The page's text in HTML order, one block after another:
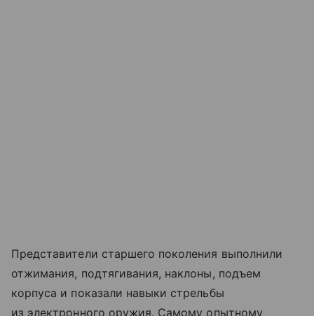
Представители старшего поколения выполнили
отжимания, подтягивания, наклоны, подъем
корпуса и показали навыки стрельбы
из электронного оружия. Самому опытному